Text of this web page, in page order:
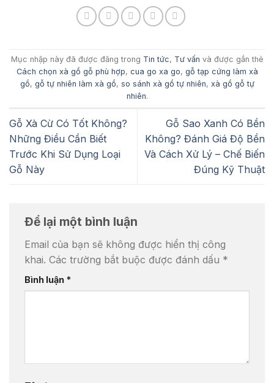
Mục nhập này đã được đăng trong Tin tức, Tư vấn và được gắn thẻ
Cách chọn xà gồ gỗ phù hợp, cua go xa go, gỗ tạp cứng làm xà
gồ, gỗ tự nhiên làm xà gồ, so sánh xà gồ tự nhiên, xà gồ gỗ tự
nhiên.
Gỗ Xà Cừ Có Tốt Không?
Những Điều Cần Biết
Trước Khi Sử Dụng Loại
Gỗ Này
Gỗ Sao Xanh Có Bền
Không? Đánh Giá Độ Bền
Và Cách Xử Lý – Chế Biến
Đúng Kỹ Thuật
Để lại một bình luận
Email của bạn sẽ không được hiển thị công
khai. Các trường bắt buộc được đánh dấu *
Bình luận *